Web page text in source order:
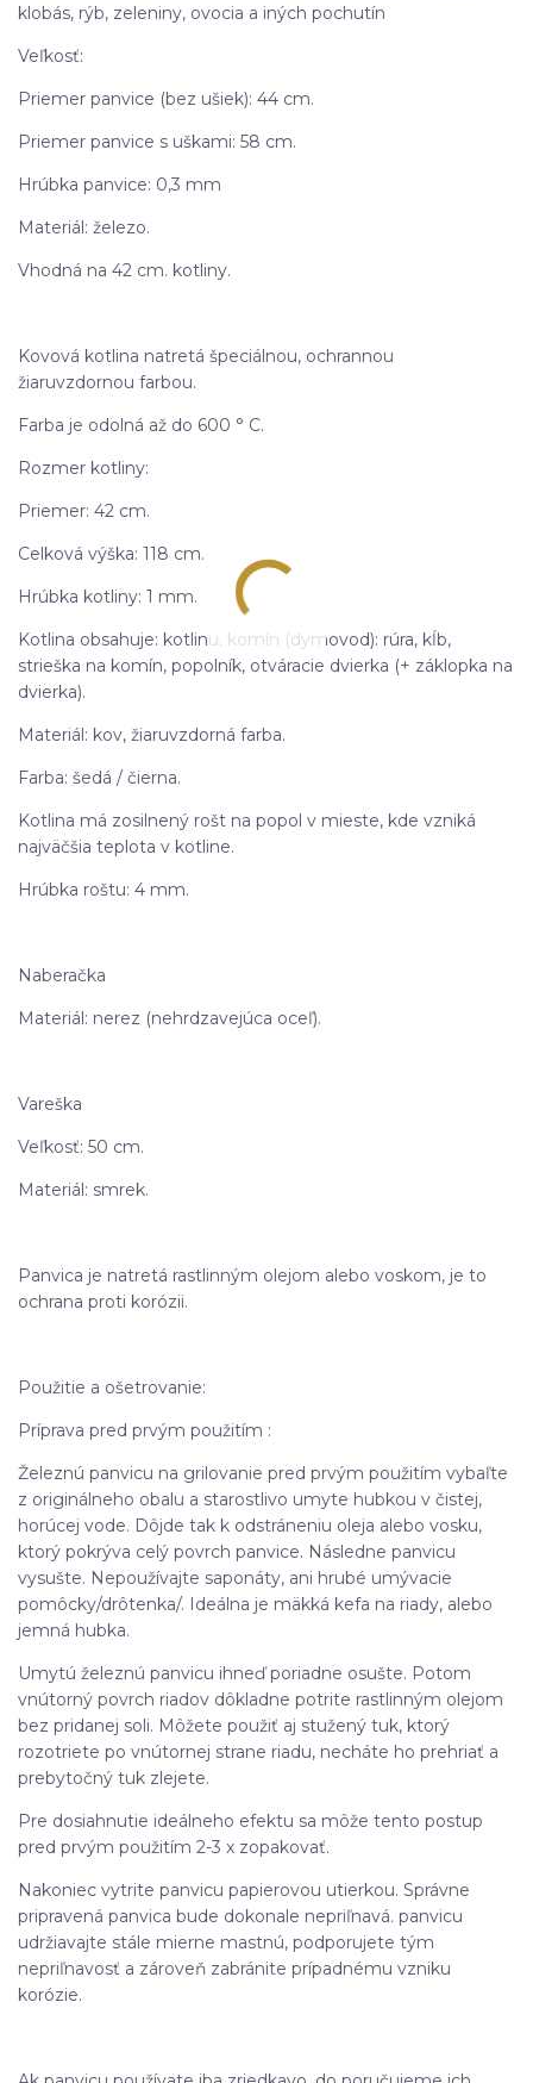
klobás, rýb, zeleniny, ovocia a iných pochutín
Veľkosť:
Priemer panvice (bez ušiek): 44 cm.
Priemer panvice s uškami: 58 cm.
Hrúbka panvice: 0,3 mm
Materiál: železo.
Vhodná na 42 cm. kotliny.
Kovová kotlina natretá špeciálnou, ochrannou
žiaruvzdornou farbou.
Farba je odolná až do 600 ° C.
Rozmer kotliny:
Priemer: 42 cm.
Celková výška: 118 cm.
Hrúbka kotliny: 1 mm.
Kotlina obsahuje: kotlinu, komín (dymovod): rúra, kĺb,
strieška na komín, popolník, otváracie dvierka (+ záklopka na
dvierka).
Materiál: kov, žiaruvzdorná farba.
Farba: šedá / čierna.
Kotlina má zosilnený rošt na popol v mieste, kde vzniká
najväčšia teplota v kotline.
Hrúbka roštu: 4 mm.
Naberačka
Materiál: nerez (nehrdzavejúca oceľ).
Vareška
Veľkosť: 50 cm.
Materiál: smrek.
Panvica je natretá rastlinným olejom alebo voskom, je to
ochrana proti korózii.
Použitie a ošetrovanie:
Príprava pred prvým použitím :
Železnú panvicu na grilovanie pred prvým použitím vybaľte
z originálneho obalu a starostlivo umyte hubkou v čistej,
horúcej vode. Dôjde tak k odstráneniu oleja alebo vosku,
ktorý pokrýva celý povrch panvice. Následne panvicu
vysušte. Nepoužívajte saponáty, ani hrubé umývacie
pomôcky/drôtenka/. Ideálna je mäkká kefa na riady, alebo
jemná hubka.
Umytú železnú panvicu ihneď poriadne osušte. Potom
vnútorný povrch riadov dôkladne potrite rastlinným olejom
bez pridanej soli. Môžete použiť aj stužený tuk, ktorý
rozotriete po vnútornej strane riadu, necháte ho prehriať a
prebytočný tuk zlejete.
Pre dosiahnutie ideálneho efektu sa môže tento postup
pred prvým použitím 2-3 x zopakovať.
Nakoniec vytrite panvicu papierovou utierkou. Správne
pripravená panvica bude dokonale nepriľnavá. panvicu
udržiavajte stále mierne mastnú, podporujete tým
nepriľnavosť a zároveň zabránite prípadnému vzniku
korózie.